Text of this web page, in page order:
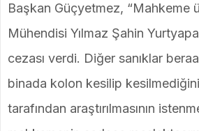
Başkan Güçyetmez, “Mahkeme
Mühendisi Yılmaz Şahin
cezası verdi. Diğer sanıklar
binada kolon kesilip
tarafından araştırılmasının